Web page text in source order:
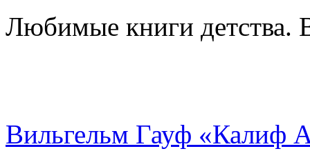
Любимые книги детства.
Вильгельм Гауф «Калиф